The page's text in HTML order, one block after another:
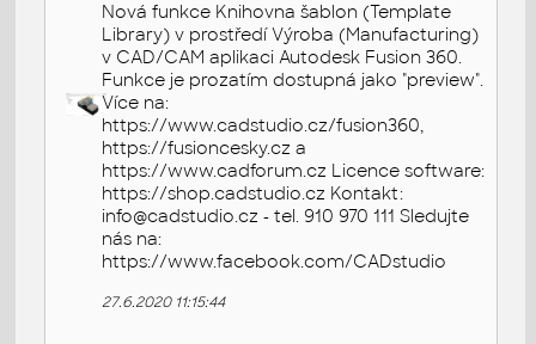
Nová funkce Knihovna šablon (Template
Library) v prostředí Výroba (Manufacturing)
v CAD/CAM aplikaci Autodesk Fusion 360.
Funkce je prozatím dostupná jako "preview".
Více na:
https://www.cadstudio.cz/fusion360,
https://fusioncesky.cz a
https://www.cadforum.cz Licence software:
https://shop.cadstudio.cz Kontakt:
info@cadstudio.cz - tel. 910 970 111 Sledujte
nás na:
https://www.facebook.com/CADstudio
27.6.2020 11:15:44